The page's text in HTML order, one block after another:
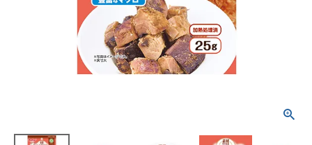
person 新規会員登録